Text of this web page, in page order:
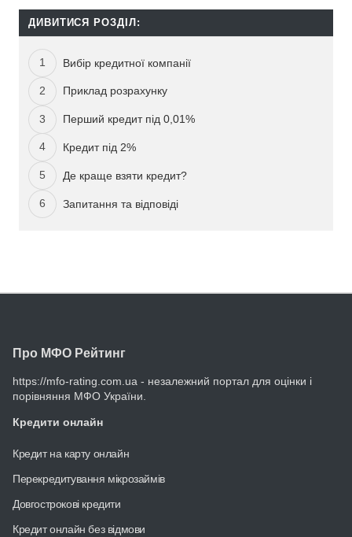
ДИВИТИСЯ РОЗДІЛ:
Вибір кредитної компанії
Приклад розрахунку
Перший кредит під 0,01%
Кредит під 2%
Де краще взяти кредит?
Запитання та відповіді
Про МФО Рейтинг
https://mfo-rating.com.ua - незалежний портал для оцінки і
порівняння МФО України.
Кредити онлайн
Кредит на карту онлайн
Перекредитування мікрозаймів
Довгострокові кредити
Кредит онлайн без відмови